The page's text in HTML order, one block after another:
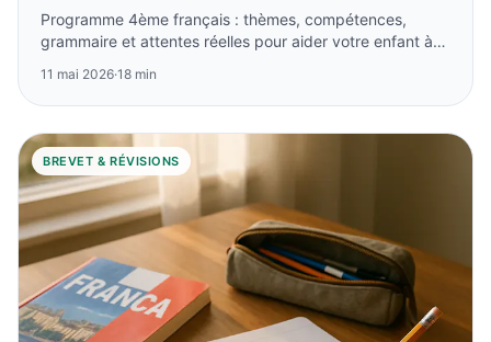
Programme 4ème français : thèmes, compétences,
grammaire et attentes réelles pour aider votre enfant à
11 mai 2026·18 min
BREVET & RÉVISIONS